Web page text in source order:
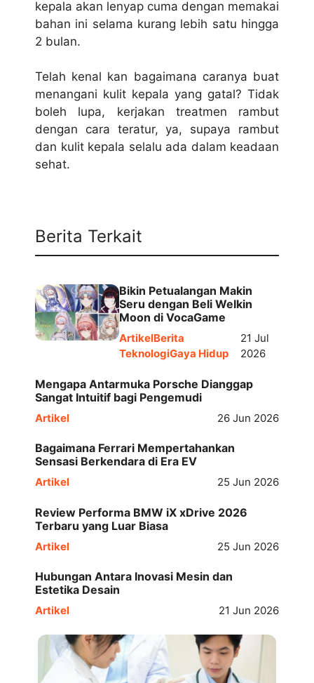
kepala akan lenyap cuma dengan memakai
bahan ini selama kurang lebih satu hingga
2 bulan.
Telah kenal kan bagaimana caranya buat
menangani kulit kepala yang gatal? Tidak
boleh lupa, kerjakan treatmen rambut
dengan cara teratur, ya, supaya rambut
dan kulit kepala selalu ada dalam keadaan
sehat.
Berita Terkait
Bikin Petualangan Makin
Seru dengan Beli Welkin
Moon di VocaGame
ArtikelBerita
TeknologiGaya Hidup
21 Jul
2026
Mengapa Antarmuka Porsche Dianggap
Sangat Intuitif bagi Pengemudi
Artikel 26 Jun 2026
Bagaimana Ferrari Mempertahankan
Sensasi Berkendara di Era EV
Artikel 25 Jun 2026
Review Performa BMW iX xDrive 2026
Terbaru yang Luar Biasa
Artikel 25 Jun 2026
Hubungan Antara Inovasi Mesin dan
Estetika Desain
Artikel 21 Jun 2026